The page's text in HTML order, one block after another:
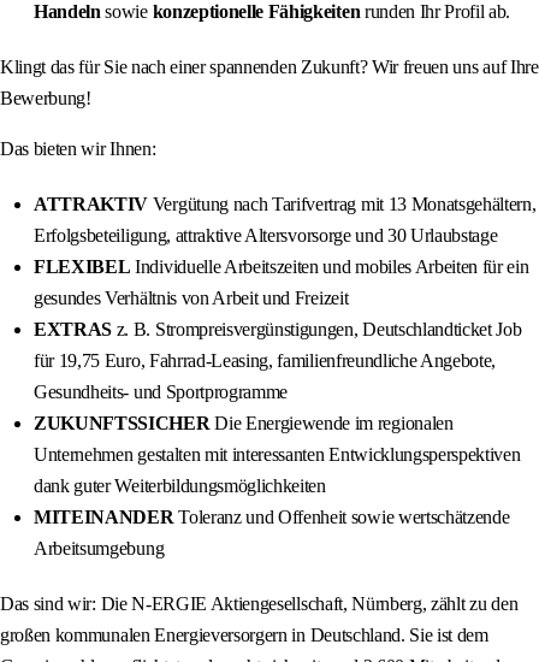
Handeln sowie konzeptionelle Fähigkeiten runden Ihr Profil ab.
Klingt das für Sie nach einer spannenden Zukunft? Wir freuen uns auf Ihre
Bewerbung!
Das bieten wir Ihnen:
ATTRAKTIV Vergütung nach Tarifvertrag mit 13 Monatsgehältern,
Erfolgsbeteiligung, attraktive Altersvorsorge und 30 Urlaubstage
FLEXIBEL Individuelle Arbeitszeiten und mobiles Arbeiten für ein
gesundes Verhältnis von Arbeit und Freizeit
EXTRAS z. B. Strompreisvergünstigungen, Deutschlandticket Job
für 19,75 Euro, Fahrrad-Leasing, familienfreundliche Angebote,
Gesundheits- und Sportprogramme
ZUKUNFTSSICHER Die Energiewende im regionalen
Unternehmen gestalten mit interessanten Entwicklungsperspektiven
dank guter Weiterbildungsmöglichkeiten
MITEINANDER Toleranz und Offenheit sowie wertschätzende
Arbeitsumgebung
Das sind wir: Die N-ERGIE Aktiengesellschaft, Nürnberg, zählt zu den
großen kommunalen Energieversorgern in Deutschland. Sie ist dem